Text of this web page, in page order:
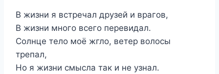
В жизни я встречал друзей и врагов,
В жизни много всего перевидал.
Солнце тело моё жгло, ветер волосы
трепал,
Но я жизни смысла так и не узнал.